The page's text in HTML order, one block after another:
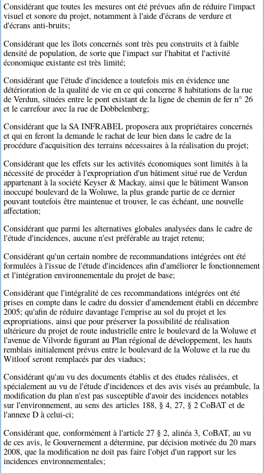
Considérant que toutes les mesures ont été prévues afin de réduire l'impact
visuel et sonore du projet, notamment à l'aide d'écrans de verdure et
d'écrans anti-bruits;
Considérant que les îlots concernés sont très peu construits et à faible
densité de population, de sorte que l'impact sur l'habitat et l'activité
économique existante est très limité;
Considérant que l'étude d'incidence a toutefois mis en évidence une
détérioration de la qualité de vie en ce qui concerne 8 habitations de la rue
de Verdun, situées entre le pont existant de la ligne de chemin de fer n° 26
et le carrefour avec la rue de Dobbelenberg;
Considérant que la SA INFRABEL proposera aux propriétaires concernés
et qui en feront la demande le rachat de leur bien dans le cadre de la
procédure d'acquisition des terrains nécessaires à la réalisation du projet;
Considérant que les effets sur les activités économiques sont limités à la
nécessité de procéder à l'expropriation d'un bâtiment situé rue de Verdun
appartenant à la société Keyser & Mackay, ainsi que le bâtiment Wanson
inoccupé boulevard de la Woluwe, la plus grande partie de ce dernier
pouvant toutefois être maintenue et trouver, le cas échéant, une nouvelle
affectation;
Considérant que parmi les alternatives globales analysées dans le cadre de
l'étude d'incidences, aucune n'est préférable au trajet retenu;
Considérant qu'un certain nombre de recommandations intégrées ont été
formulées à l'issue de l'étude d'incidences afin d'améliorer le fonctionnement
et l'intégration environnementale du projet de base;
Considérant que l'intégralité de ces recommandations intégrées ont été
prises en compte dans le cadre du dossier d'amendement établi en décembre
2005; qu'afin de réduire davantage l'emprise au sol du projet et les
expropriations, ainsi que pour préserver la possibilité de réalisation
ultérieure du projet de route industrielle entre le boulevard de la Woluwe et
l'avenue de Vilvorde figurant au Plan régional de développement, les hauts
remblais initialement prévus entre le boulevard de la Woluwe et la rue du
Witloof seront remplacés par des viaducs;
Considérant qu'au vu des documents établis et des études réalisées, et
spécialement au vu de l'étude d'incidences et des avis visés au préambule, la
modification du plan n'est pas susceptible d'avoir des incidences notables
sur l'environnement, au sens des articles 188, § 4, 27, § 2 CoBAT et de
l'annexe D à celui-ci;
Considérant que, conformément à l'article 27 § 2, alinéa 3, CoBAT, au vu
de ces avis, le Gouvernement a détermine, par décision motivée du 20 mars
2008, que la modification ne doit pas faire l'objet d'un rapport sur les
incidences environnementales;